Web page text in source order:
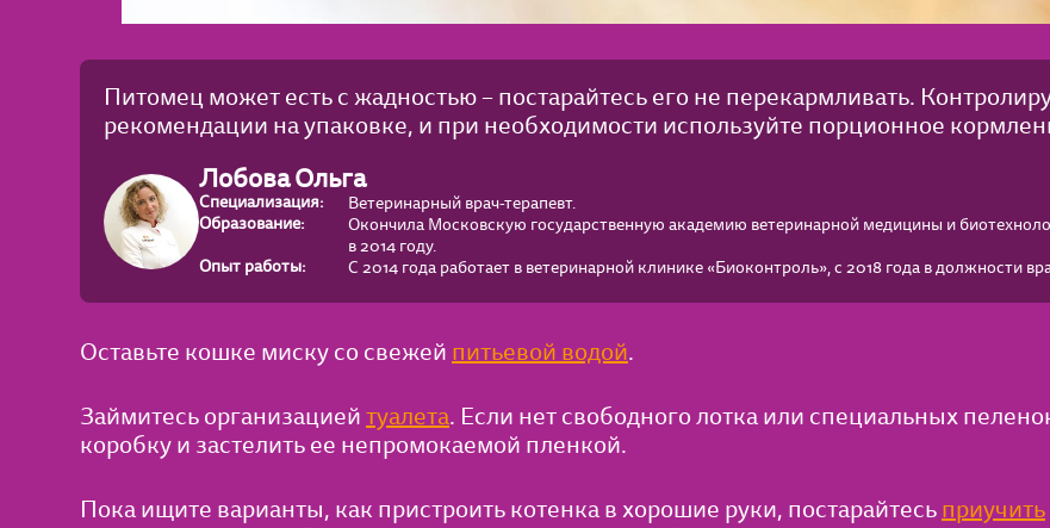
Питомец может есть с жадностью – постарайтесь его не перекармливать.
рекомендации на упаковке, и при необходимости используйте порционное
Лобова Ольга
Специализация:
Ветеринарный врач-терапевт.
Образование:
Окончила Московскую государственную академию ветеринарной медицины и
в 2014 году.
Опыт работы:
С 2014 года работает в ветеринарной клинике «Биоконтроль», с 2018 года в должности
Оставьте кошке миску со свежейпитьевой водой.
Займитесь организациейтуалета. Если нет свободного лотка или специальных
коробку и застелить ее непромокаемой пленкой.
Пока ищите варианты, как пристроить котенка в хорошие руки, постарайтесьприучить